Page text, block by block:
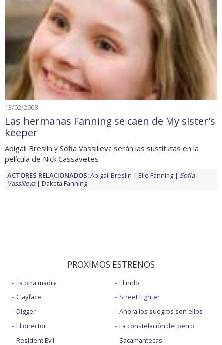
13/02/2008
Las hermanas Fanning se caen de My sister's
keeper
Abigail Breslin y Sofia Vassilieva serán las sustitutas en la
película de Nick Cassavetes
ACTORES RELACIONADOS:Abigail Breslin Elle Fanning
Sofia
Vassilieva
Dakota Fanning
PROXIMOS ESTRENOS
La otra madre
Clayface
Digger
El director
Resident Evil
El nido
Street Fighter
Ahora los suegros son ellos
La constelación del perro
Sacamantecas